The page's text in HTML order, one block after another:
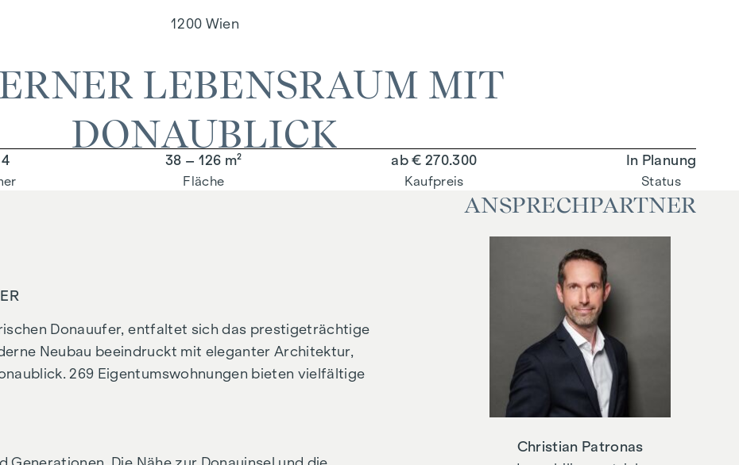
1200 Wien
LEBENSRAUM MIT
DONAUBLICK
Fläche
38 – 126 m²
Kaufpreis
ab € 270.300
Status
In Planung
Donauufer, entfaltet sich das prestigeträchtige
Neubau beeindruckt mit eleganter Architektur,
269 Eigentumswohnungen bieten vielfältige
ANSPRECHPARTNER
Christian Patronas